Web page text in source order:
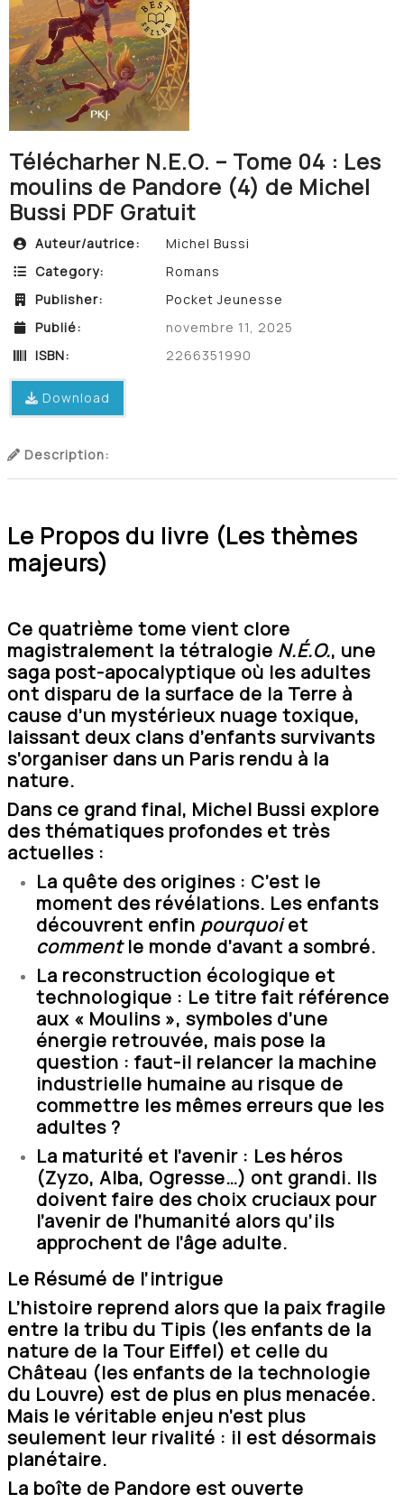
Télécharher N.E.O. – Tome 04 : Les
moulins de Pandore (4) de Michel
Bussi PDF Gratuit
Auteur/autrice:
Michel Bussi
Category:
Romans
Publisher:
Pocket Jeunesse
Publié:
novembre 11, 2025
ISBN:
2266351990
Download
Description:
Le Propos du livre (Les thèmes
majeurs)
Ce quatrième tome vient clore
magistralement la tétralogie N.É.O., une
saga post-apocalyptique où les adultes
ont disparu de la surface de la Terre à
cause d’un mystérieux nuage toxique,
laissant deux clans d’enfants survivants
s’organiser dans un Paris rendu à la
nature.
Dans ce grand final, Michel Bussi explore
des thématiques profondes et très
actuelles :
La quête des origines : C’est le
moment des révélations. Les enfants
découvrent enfin pourquoiet
commentle monde d’avant a sombré.
La reconstruction écologique et
technologique : Le titre fait référence
aux « Moulins », symboles d’une
énergie retrouvée, mais pose la
question : faut-il relancer la machine
industrielle humaine au risque de
commettre les mêmes erreurs que les
adultes ?
La maturité et l’avenir : Les héros
(Zyzo, Alba, Ogresse…) ont grandi. Ils
doivent faire des choix cruciaux pour
l’avenir de l’humanité alors qu’ils
approchent de l’âge adulte.
Le Résumé de l’intrigue
L’histoire reprend alors que la paix fragile
entre la tribu du Tipis (les enfants de la
nature de la Tour Eiffel) et celle du
Château (les enfants de la technologie
du Louvre) est de plus en plus menacée.
Mais le véritable enjeu n’est plus
seulement leur rivalité : il est désormais
planétaire.
La boîte de Pandore est ouverte